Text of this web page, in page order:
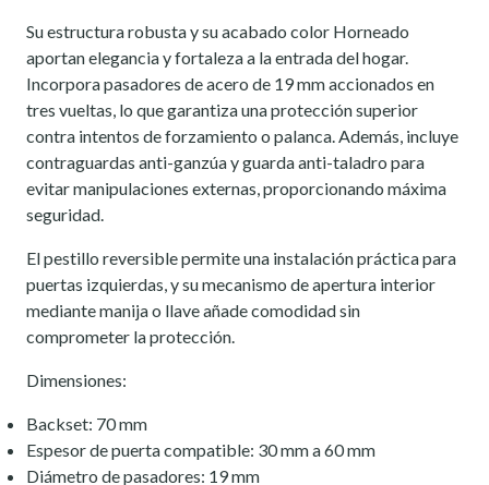
Su estructura robusta y su acabado color Horneado
aportan elegancia y fortaleza a la entrada del hogar.
Incorpora pasadores de acero de 19 mm accionados en
tres vueltas, lo que garantiza una protección superior
contra intentos de forzamiento o palanca. Además, incluye
contraguardas anti-ganzúa y guarda anti-taladro para
evitar manipulaciones externas, proporcionando máxima
seguridad.
El pestillo reversible permite una instalación práctica para
puertas izquierdas, y su mecanismo de apertura interior
mediante manija o llave añade comodidad sin
comprometer la protección.
Dimensiones:
Backset: 70 mm
Espesor de puerta compatible: 30 mm a 60 mm
Diámetro de pasadores: 19 mm